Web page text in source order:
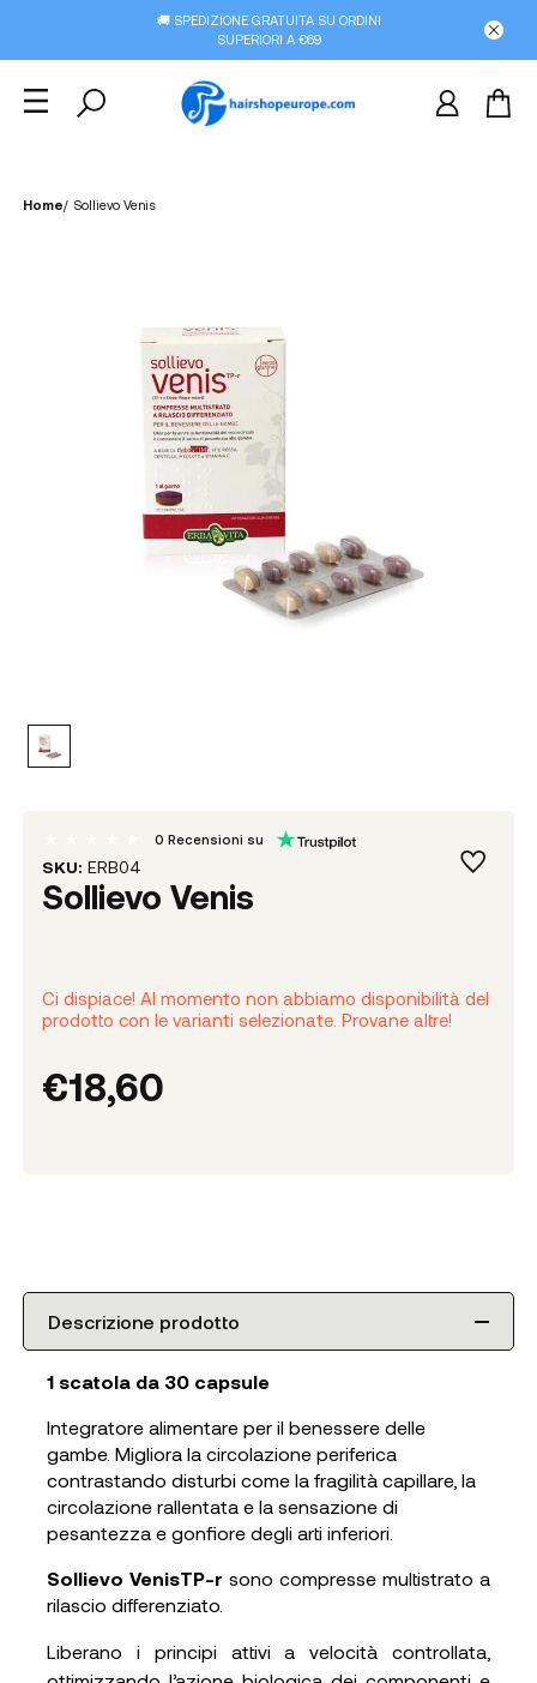
🚚 SPEDIZIONE GRATUITA SU ORDINI
SUPERIORI A €69
Home/ Sollievo Venis
SKU: ERB04
Sollievo Venis
0 Recensioni su
Ci dispiace! Al momento non abbiamo disponibilità del
prodotto con le varianti selezionate. Provane altre!
€18,60
Descrizione prodotto
1 scatola da 30 capsule
Integratore alimentare per il benessere delle
gambe. Migliora la circolazione periferica
contrastando disturbi come la fragilità capillare, la
circolazione rallentata e la sensazione di
pesantezza e gonfiore degli arti inferiori.
Sollievo VenisTP-­r sonocompresse multistrato a
rilascio differenziato.
Liberano i principi attivi a velocità controllata,